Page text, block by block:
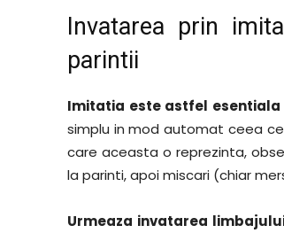
Invatarea prin
parintii
Imitatia este astfel esentiala
simplu in mod automat ceea
care aceasta o reprezinta,
la parinti, apoi miscari (chiar
Urmeaza invatarea